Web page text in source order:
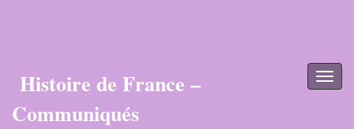
Histoire de France –
Communiqués